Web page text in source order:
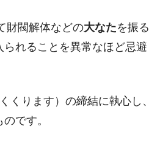
蝕む。
が示す現況は決して良くない。
ォンを認定 ⇒ 総額3兆7,000億
と公示
財閥解体などの大なたを振る
れることを異常なほど忌避
くります）の締結に執心し、
です。